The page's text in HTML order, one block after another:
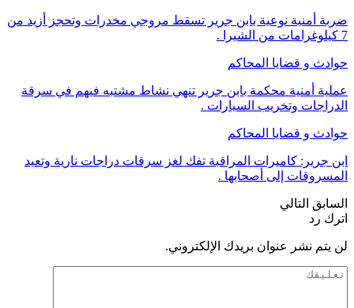
ضربة أمنية نوعية بابن جرير تسقط مروجي مخدرات وتحجز أزيد من
7 كيلوغرامات من الشيرا .
حوادث و قضايا المحاكم
عملية أمنية محكمة بابن جرير تنهي نشاط مشتبه فيهم في سرقة
الدراجات وتخريب السيارات .
حوادث و قضايا المحاكم
ابن جرير: كاميرات المراقبة تفك لغز سرقات دراجات نارية وتعيد
المسروقات إلى أصحابها .
السابق التالي
اترك رد
لن يتم نشر عنوان بريدك الإلكتروني.